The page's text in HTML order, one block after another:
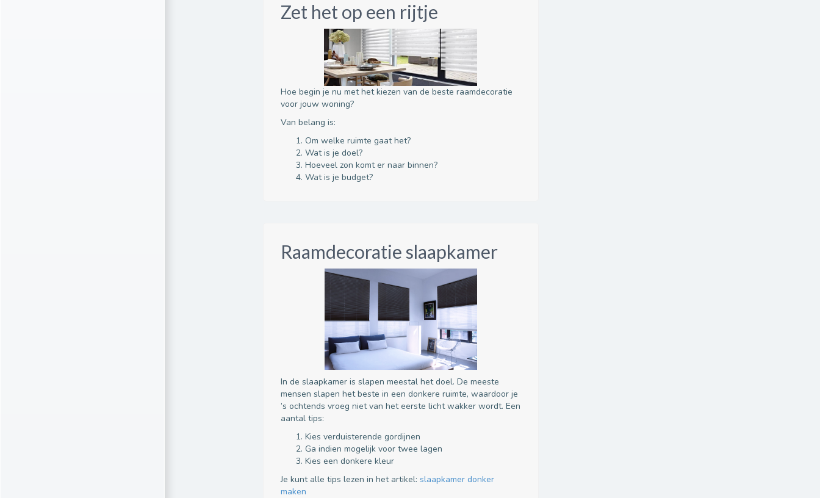
Zet het op een rijtje
Hoe begin je nu met het kiezen van de beste raamdecoratie
voor jouw woning?
Van belang is:
Om welke ruimte gaat het?
Wat is je doel?
Hoeveel zon komt er naar binnen?
Wat is je budget?
Raamdecoratie slaapkamer
In de slaapkamer is slapen meestal het doel. De meeste
mensen slapen het beste in een donkere ruimte, waardoor je
’s ochtends vroeg niet van het eerste licht wakker wordt. Een
aantal tips:
Kies verduisterende gordijnen
Ga indien mogelijk voor twee lagen
Kies een donkere kleur
Je kunt alle tips lezen in het artikel: slaapkamer donker
maken